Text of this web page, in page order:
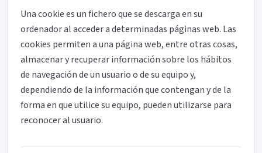
Una cookie es un fichero que se descarga en su
ordenador al acceder a determinadas páginas web. Las
cookies permiten a una página web, entre otras cosas,
almacenar y recuperar información sobre los hábitos
de navegación de un usuario o de su equipo y,
dependiendo de la información que contengan y de la
forma en que utilice su equipo, pueden utilizarse para
reconocer al usuario.